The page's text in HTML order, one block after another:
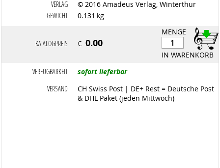
VERLAG
© 2016 Amadeus Verlag, Winterthur
GEWICHT
0.131 kg
MENGE
IN WARENKORB
KATALOGPREIS €0.00
VERFÜGBARKEIT
sofort lieferbar
VERSAND
CH Swiss Post | DE+ Rest = Deutsche Post
& DHL Paket (jeden Mittwoch)